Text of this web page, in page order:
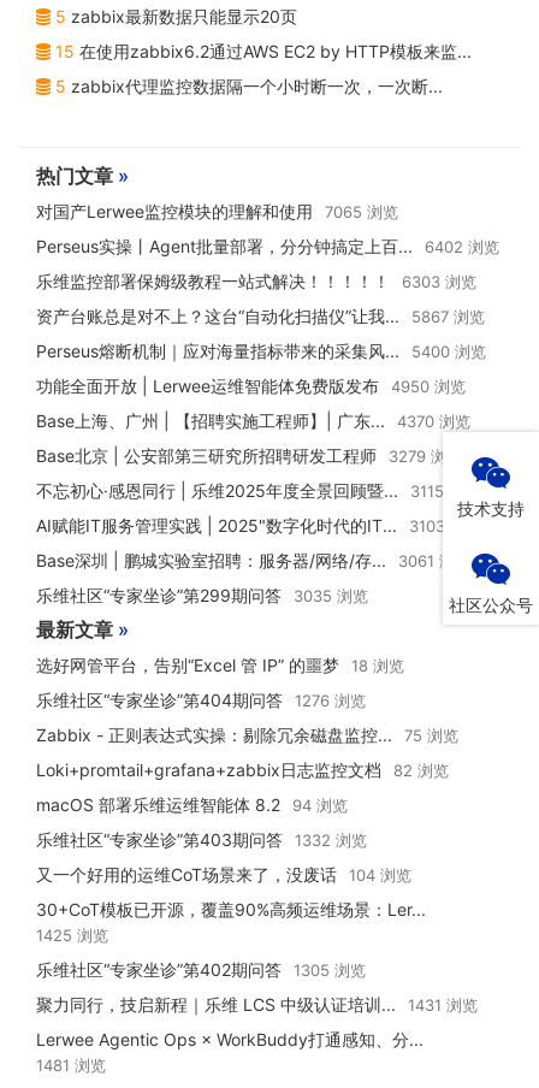
技术支持
社区公众号
5 zabbix最新数据只能显示20页
15 在使用zabbix6.2通过AWS EC2 by HTTP模板来监...
5 zabbix代理监控数据隔一个小时断一次，一次断...
热门文章 »
对国产Lerwee监控模块的理解和使用 7065 浏览
Perseus实操丨Agent批量部署，分分钟搞定上百... 6402 浏览
乐维监控部署保姆级教程一站式解决！！！！！ 6303 浏览
资产台账总是对不上？这台“自动化扫描仪”让我... 5867 浏览
Perseus熔断机制｜应对海量指标带来的采集风... 5400 浏览
功能全面开放 | Lerwee运维智能体免费版发布 4950 浏览
Base上海、广州 | 【招聘实施工程师】| 广东... 4370 浏览
Base北京 | 公安部第三研究所招聘研发工程师 3279 浏览
不忘初心·感恩同行 | 乐维2025年度全景回顾暨... 3115 浏览
AI赋能IT服务管理实践 | 2025"数字化时代的IT... 3103 浏览
Base深圳 | 鹏城实验室招聘：服务器/网络/存... 3061 浏览
乐维社区“专家坐诊”第299期问答 3035 浏览
最新文章 »
选好网管平台，告别“Excel 管 IP” 的噩梦 18 浏览
乐维社区“专家坐诊”第404期问答 1276 浏览
Zabbix - 正则表达式实操：剔除冗余磁盘监控... 75 浏览
Loki+promtail+grafana+zabbix日志监控文档 82 浏览
macOS 部署乐维运维智能体 8.2 94 浏览
乐维社区“专家坐诊”第403期问答 1332 浏览
又一个好用的运维CoT场景来了，没废话 104 浏览
30+CoT模板已开源，覆盖90%高频运维场景：Ler...
1425 浏览
乐维社区“专家坐诊”第402期问答 1305 浏览
聚力同行，技启新程｜乐维 LCS 中级认证培训... 1431 浏览
Lerwee Agentic Ops × WorkBuddy打通感知、分...
1481 浏览